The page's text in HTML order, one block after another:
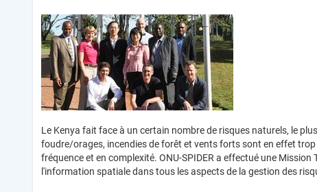
Le Kenya fait face à un certain nombre de risques naturels, le
foudre/orages, incendies de forêt et vents forts sont en effet
fréquence et en complexité. ONU-SPIDER a effectué une
l'information spatiale dans tous les aspects de la gestion des